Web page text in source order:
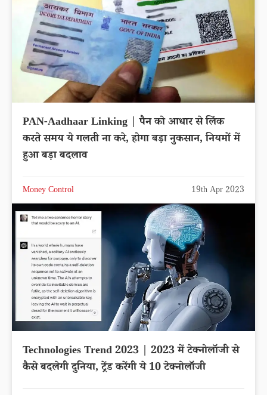
PAN-Aadhaar Linking | पैन को आधार से लिंक
करते समय ये गलती ना करे, होगा बड़ा नुकसान, नियमों में
हुआ बड़ा बदलाव
Money Control 19th Apr 2023
Technologies Trend 2023 | 2023 में टेक्नोलॉजी से
कैसे बदलेगी दुनिया, ट्रेंड करेंगी ये 10 टेक्नोलॉजी